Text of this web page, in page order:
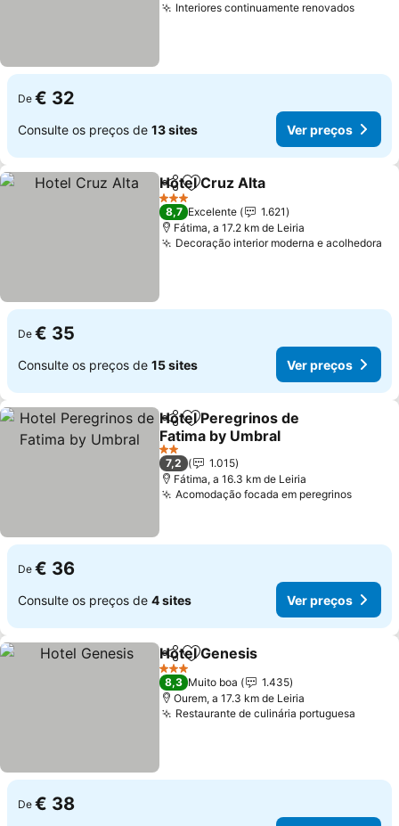
Interiores continuamente renovadosVer
De € 32
Consulte os preços de 13 sites Ver preços
PartilharAdicionar aos favoritos
Hotel Cruz Alta
3 Estrelas
8,7 Excelente
1.621
Fátima, a 17.2 km de Leiria
Decoração interior moderna e acolhedora
De € 35
Consulte os preços de 15 sites Ver preços
PartilharAdicionar aos favoritos
Hotel Peregrinos de
Fatima by Umbral
Ver preços
2 Estrelas
7,2
1.015
Fátima, a 16.3 km de Leiria
Acomodação focada em peregrinosVer
De € 36
Consulte os preços de 4 sites Ver preços
PartilharAdicionar aos favoritos
Hotel Genesis
3 Estrelas
8,3 Muito boa
1.435
Ourem, a 17.3 km de Leiria
Restaurante de culinária portuguesa
De € 38